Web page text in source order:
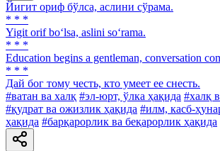
Йигит ориф бўлса, аслини сўрама.
* * *
Yigit orif bo‘lsa, aslini so‘rama.
* * *
Education begins a gentleman, conversation
* * *
Дай бог тому честь, кто умеет ее снесть.
#ватан ва халқ #эл-юрт, ўлка ҳақида #халқ
#қудрат ва ожизлик ҳақида #илм, касб-
ҳақида #барқарорлик ва беқарорлик ҳақида